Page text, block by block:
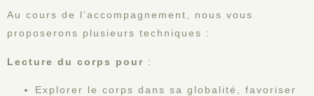
Au cours de l’accompagnement, nous vous
proposerons plusieurs techniques :
Lecture du corps pour :
Explorer le corps dans sa globalité, favoriser